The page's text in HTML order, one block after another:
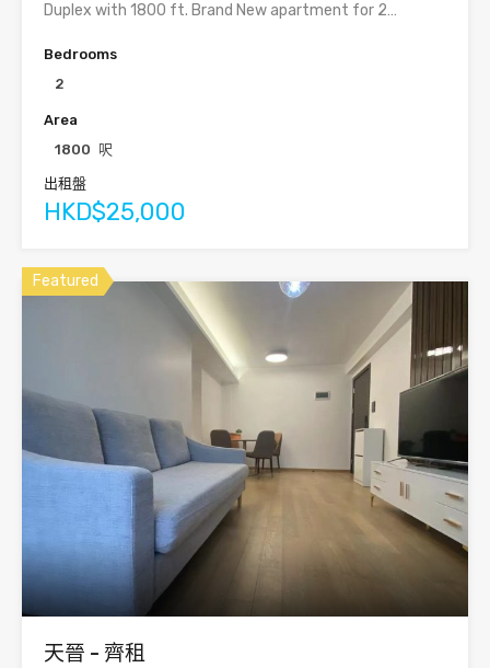
Duplex with 1800 ft. Brand New apartment for 2…
Bedrooms
2
Area
1800 呎
出租盤
HKD$25,000
Featured
天晉 - 齊租